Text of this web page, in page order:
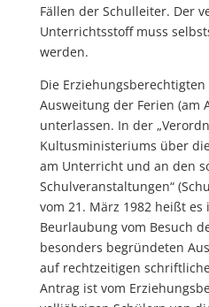
Fällen der Schulleiter. Der
Unterrichtsstoff muss
werden.
Die
Ausweitung der Ferien (am
unterlassen. In der
Kultusministeriums über
am Unterricht und an den
Schulveranstaltungen“
vom 21. März 1982 heißt es
Beurlaubung vom Besuch
besonders begründeten
auf rechtzeitigen
Antrag ist vom